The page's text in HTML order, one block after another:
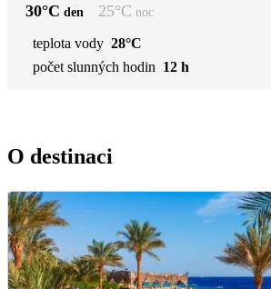
30°C den 25°C noc
teplota vody 28°C
počet slunných hodin 12 h
O destinaci